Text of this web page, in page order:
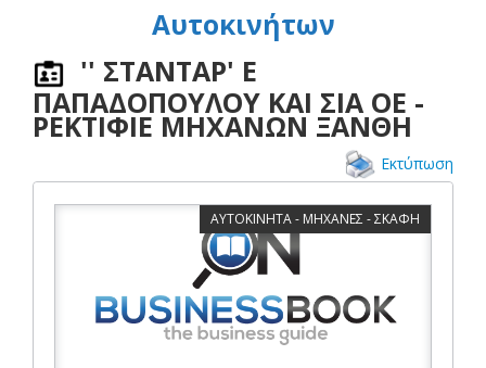
Αυτοκινήτων
'' ΣΤΑΝΤΑΡ' Ε
ΠΑΠΑΔΟΠΟΥΛΟΥ ΚΑΙ ΣΙΑ ΟΕ -
ΡΕΚΤΙΦΙΕ ΜΗΧΑΝΩΝ ΞΑΝΘΗ
Εκτύπωση
ΑΥΤΟΚΙΝΗΤΑ - ΜΗΧΑΝΕΣ - ΣΚΑΦΗ